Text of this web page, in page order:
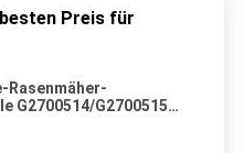
Preis für
Rasenmäher-
G2700514/G2700515